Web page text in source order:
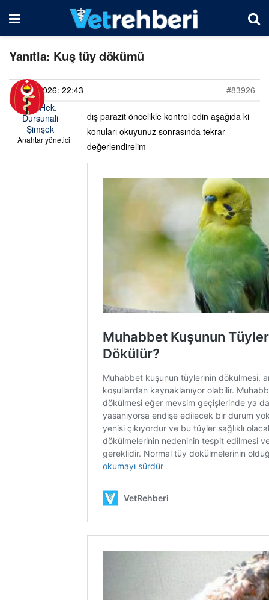
Yanıtla: Kuş tüy dökümü
08/06/2026: 22:43
#83926
Vet. Hek.
Dursunali
Şimşek
Anahtar yönetici
dış parazit öncelikle kontrol edin aşağıda ki
konuları okuyunuz sonrasında tekrar
değerlendirelim